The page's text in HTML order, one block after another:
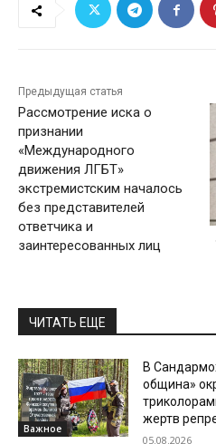
Предыдущая статья
Рассмотрение иска о
признании
«Международного
движения ЛГБТ»
экстремистским началось
без представителей
ответчика и
заинтересованных лиц
ЧИТАТЬ ЕЩЕ
Важное
В
община»
жертв
05.08.2026